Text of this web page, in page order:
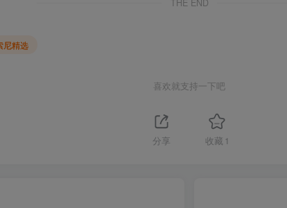
THE END
尼精选
喜欢就支持一下吧
分享 收藏 1